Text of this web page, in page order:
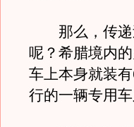
那么，传递
呢？希腊境内
车上本身就装
行的一辆专用